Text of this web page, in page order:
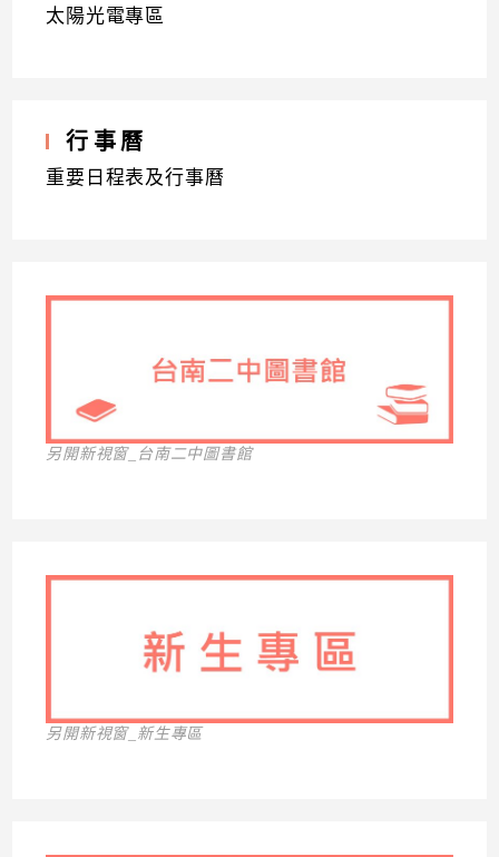
太陽光電專區
行事曆
重要日程表及行事曆
另開新視窗_台南二中圖書館
另開新視窗_新生專區